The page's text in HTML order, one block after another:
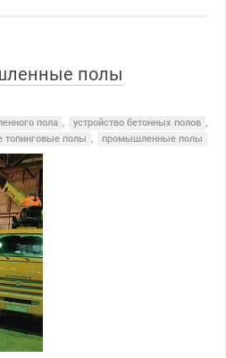
полы
пола , устройство бетонных полов ,
топинговые полы , промышленные полы